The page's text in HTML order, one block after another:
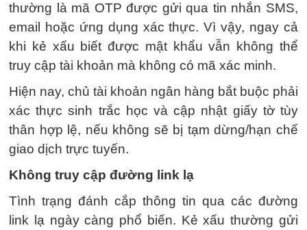
thường là mã OTP được gửi qua tin nhắn SMS,
email hoặc ứng dụng xác thực. Vì vậy, ngay cả
khi kẻ xấu biết được mật khẩu vẫn không thể
truy cập tài khoản mà không có mã xác minh.
Hiện nay, chủ tài khoản ngân hàng bắt buộc phải
xác thực sinh trắc học và cập nhật giấy tờ tùy
thân hợp lệ, nếu không sẽ bị tạm dừng/hạn chế
giao dịch trực tuyến.
Không truy cập đường link lạ
Tình trạng đánh cắp thông tin qua các đường
link lạ ngày càng phổ biến. Kẻ xấu thường gửi